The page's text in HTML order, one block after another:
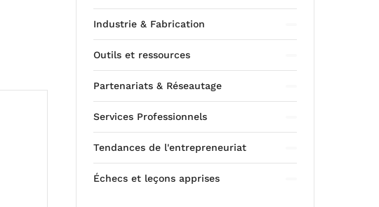
Industrie & Fabrication
Outils et ressources
Partenariats & Réseautage
Services Professionnels
Tendances de l'entrepreneuriat
Échecs et leçons apprises